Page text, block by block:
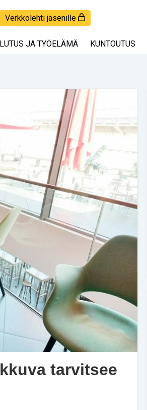
Verkkolehti jäsenille
JA TYÖELÄMÄ KUNTOUTUS
tarvitsee